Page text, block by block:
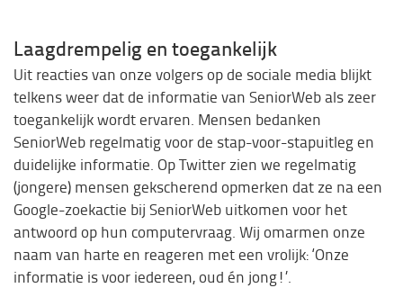
Laagdrempelig en toegankelijk
Uit reacties van onze volgers op de sociale media blijkt
telkens weer dat de informatie van SeniorWeb als zeer
toegankelijk wordt ervaren. Mensen bedanken
SeniorWeb regelmatig voor de stap-voor-stapuitleg en
duidelijke informatie. Op Twitter zien we regelmatig
(jongere) mensen gekscherend opmerken dat ze na een
Google-zoekactie bij SeniorWeb uitkomen voor het
antwoord op hun computervraag. Wij omarmen onze
naam van harte en reageren met een vrolijk: ‘Onze
informatie is voor iedereen, oud én jong!’.